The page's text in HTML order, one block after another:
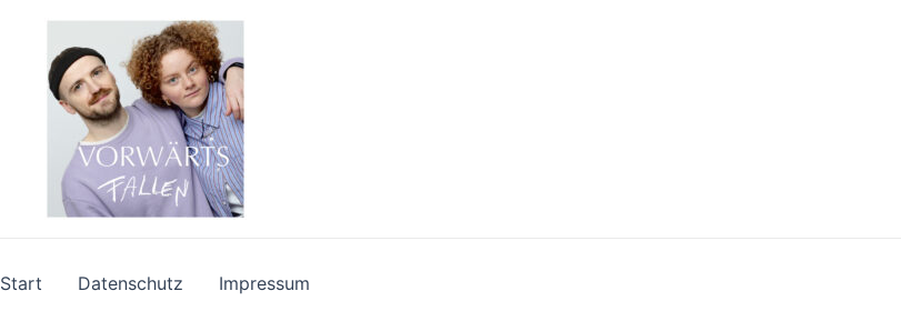
Start Datenschutz Impressum